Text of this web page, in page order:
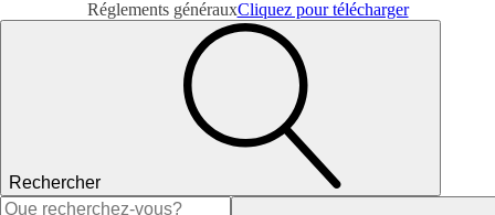
Réglements générauxCliquez pour télécharger
Rechercher
Rechercher :